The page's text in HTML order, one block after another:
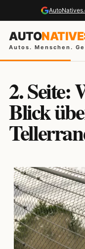
AUTO
Autos. Menschen.
2. Seite:
Blick